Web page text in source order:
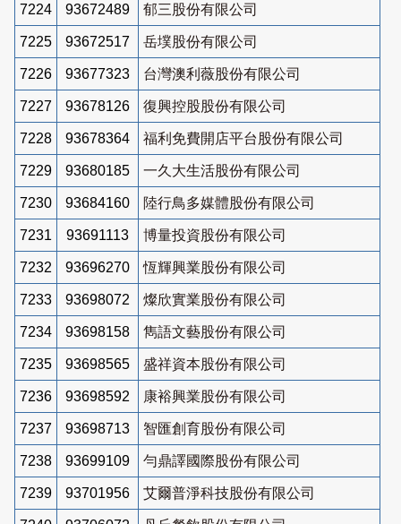
7224 93672489 郁三股份有限公司
7225 93672517 岳墣股份有限公司
7226 93677323 台灣澳利薇股份有限公司
7227 93678126 復興控股股份有限公司
7228 93678364 福利免費開店平台股份有限公司
7229 93680185 一久大生活股份有限公司
7230 93684160 陸行鳥多媒體股份有限公司
7231 93691113 博量投資股份有限公司
7232 93696270 恆輝興業股份有限公司
7233 93698072 燦欣實業股份有限公司
7234 93698158 雋語文藝股份有限公司
7235 93698565 盛祥資本股份有限公司
7236 93698592 康裕興業股份有限公司
7237 93698713 智匯創育股份有限公司
7238 93699109 勻鼎譯國際股份有限公司
7239 93701956 艾爾普淨科技股份有限公司